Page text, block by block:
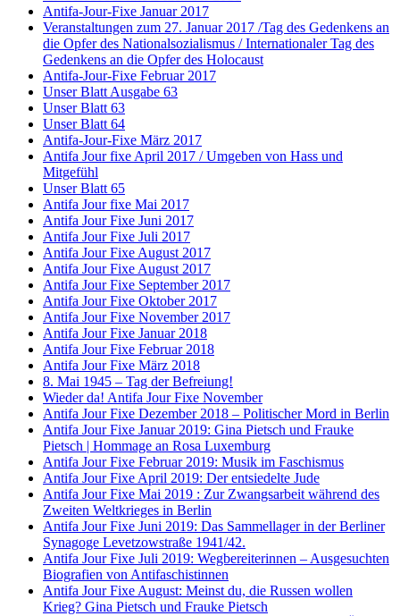
Antifa-Jour-Fixe Januar 2017
Veranstaltungen zum 27. Januar 2017 /Tag des Gedenkens an
die Opfer des Nationalsozialismus / Internationaler Tag des
Gedenkens an die Opfer des Holocaust
Antifa-Jour-Fixe Februar 2017
Unser Blatt Ausgabe 63
Unser Blatt 63
Unser Blatt 64
Antifa-Jour-Fixe März 2017
Antifa Jour fixe April 2017 / Umgeben von Hass und
Mitgefühl
Unser Blatt 65
Antifa Jour fixe Mai 2017
Antifa Jour Fixe Juni 2017
Antifa Jour Fixe Juli 2017
Antifa Jour Fixe August 2017
Antifa Jour Fixe August 2017
Antifa Jour Fixe September 2017
Antifa Jour Fixe Oktober 2017
Antifa Jour Fixe November 2017
Antifa Jour Fixe Januar 2018
Antifa Jour Fixe Februar 2018
Antifa Jour Fixe März 2018
8. Mai 1945 – Tag der Befreiung!
Wieder da! Antifa Jour Fixe November
Antifa Jour Fixe Dezember 2018 – Politischer Mord in Berlin
Antifa Jour Fixe Januar 2019: Gina Pietsch und Frauke
Pietsch | Hommage an Rosa Luxemburg
Antifa Jour Fixe Februar 2019: Musik im Faschismus
Antifa Jour Fixe April 2019: Der entsiedelte Jude
Antifa Jour Fixe Mai 2019 : Zur Zwangsarbeit während des
Zweiten Weltkrieges in Berlin
Antifa Jour Fixe Juni 2019: Das Sammellager in der Berliner
Synagoge Levetzowstraße 1941/42.
Antifa Jour Fixe Juli 2019: Wegbereiterinnen – Ausgesuchten
Biografien von Antifaschistinnen
Antifa Jour Fixe August: Meinst du, die Russen wollen
Krieg? Gina Pietsch und Frauke Pietsch